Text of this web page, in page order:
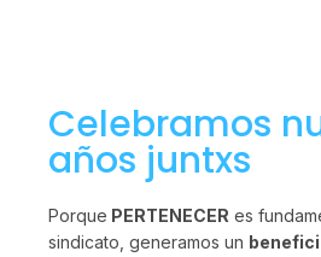
Celebramos
años juntxs
Porque PERTENECER es
sindicato, generamos un